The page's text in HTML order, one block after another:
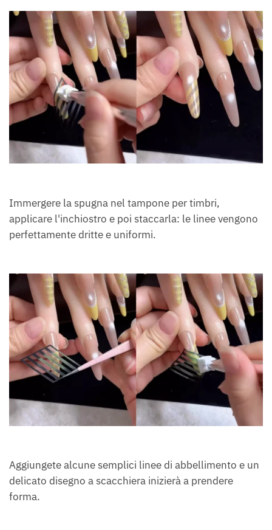
Immergere la spugna nel tampone per timbri,
applicare l'inchiostro e poi staccarla: le linee vengono
perfettamente dritte e uniformi.
Aggiungete alcune semplici linee di abbellimento e un
delicato disegno a scacchiera inizierà a prendere
forma.